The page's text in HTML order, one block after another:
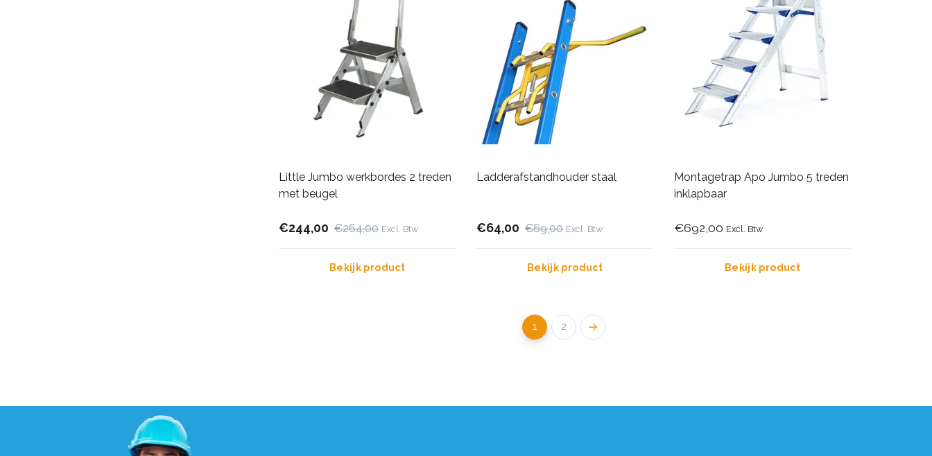
Little Jumbo werkbordes 2 treden
met beugel
€244,00 €264,00 Excl. Btw
Bekijk product
Ladderafstandhouder staal
€64,00 €69,00 Excl. Btw
Bekijk product
Montagetrap Apo Jumbo 5 treden
inklapbaar
€692,00 Excl. Btw
Bekijk product
1 2